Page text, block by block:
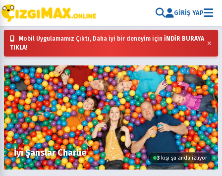
GIRIŞ YAP
Mobil Uygulamamız Çıktı, Daha iyi bir deneyim için İNDİR BURAYA
TIKLA!
×
İyi Şanslar Charlie 3 kişi şu anda izliyor